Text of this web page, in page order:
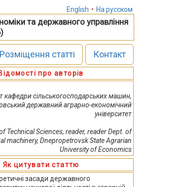
English • На русском
та державного управління
Розміщення статті Контакт
про авторів
кафедри сільськогосподарських машин,
державний аграрно-економічний
університет
Technical Sciences, reader, reader Dept. of
machinery, Dnepropetrovsk State Agrarian
University of Economics
Як цитувати статтю
засади державного